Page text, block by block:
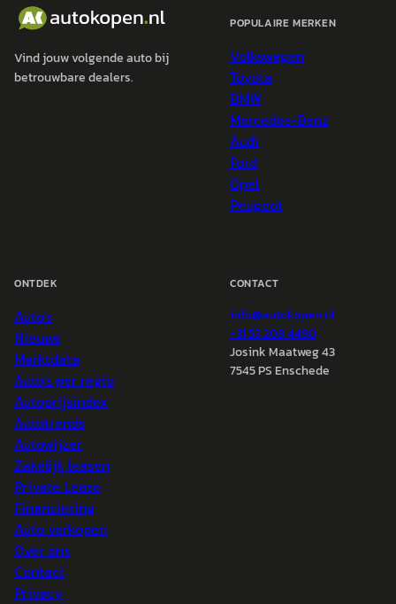
Vind jouw volgende auto bij
betrouwbare dealers.
POPULAIRE MERKEN
Volkswagen
Toyota
BMW
Mercedes-Benz
Audi
Ford
Opel
Peugeot
ONTDEK
Auto's
Nieuws
Marktdata
Auto's per regio
Autoprijsindex
Autotrends
Autowijzer
Zakelijk leasen
Private Lease
Financiering
Auto verkopen
Over ons
Contact
Privacy
CONTACT
info@autokopen.nl
+31 53 208 4490
Josink Maatweg 43
7545 PS Enschede